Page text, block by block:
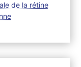
de la rétine